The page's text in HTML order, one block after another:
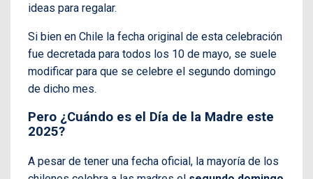
ideas para regalar.
Si bien en Chile la fecha original de esta celebración
fue decretada para todos los 10 de mayo, se suele
modificar para que se celebre el segundo domingo
de dicho mes.
Pero ¿Cuándo es el Día de la Madre este
2025?
A pesar de tener una fecha oficial, la mayoría de los